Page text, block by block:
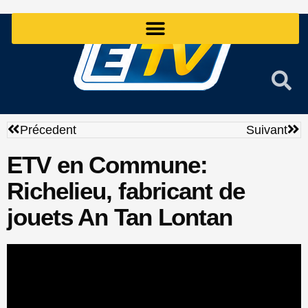
Précédent
Précedent Suivant
ETV en Commune:
Richelieu, fabricant de
jouets An Tan Lontan